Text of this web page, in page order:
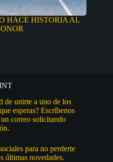
HACE HISTORIA AL
de unirte a uno de los
esperas? Escríbenos
correo solicitando
para no perderte
últimas novedades.